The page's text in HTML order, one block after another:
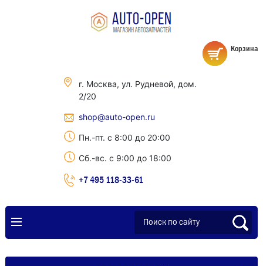
г. Москва, ул. Рудневой, дом.
2/20
shop@auto-open.ru
Пн.-пт. с 8:00 до 20:00
Сб.-вс. с 9:00 до 18:00
+7 495 118-33-61
Корзина